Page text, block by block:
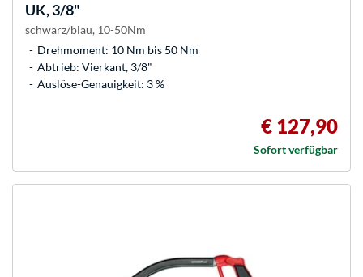
UK, 3/8"
schwarz/blau, 10-50Nm
Drehmoment: 10 Nm bis 50 Nm
Abtrieb: Vierkant, 3/8"
Auslöse-Genauigkeit: 3 %
€ 127,90
Sofort verfügbar